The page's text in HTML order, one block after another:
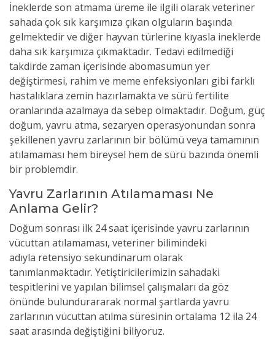
İneklerde son atmama üreme ile ilgili olarak veteriner
sahada çok sık karşımıza çıkan olguların başında
gelmektedir ve diğer hayvan türlerine kıyasla ineklerde
daha sık karşımıza çıkmaktadır. Tedavi edilmediği
takdirde zaman içerisinde abomasumun yer
değiştirmesi, rahim ve meme enfeksiyonları gibi farklı
hastalıklara zemin hazırlamakta ve sürü fertilite
oranlarında azalmaya da sebep olmaktadır. Doğum, güç
doğum, yavru atma, sezaryen operasyonundan sonra
şekillenen yavru zarlarının bir bölümü veya tamamının
atılamaması hem bireysel hem de sürü bazında önemli
bir problemdir.
Yavru Zarlarının Atılamaması Ne
Anlama Gelir?
Doğum sonrası ilk 24 saat içerisinde yavru zarlarının
vücuttan atılamaması, veteriner bilimindeki
adıyla retensiyo sekundinarum olarak
tanımlanmaktadır. Yetiştiricilerimizin sahadaki
tespitlerini ve yapılan bilimsel çalışmaları da göz
önünde bulundurararak normal şartlarda yavru
zarlarının vücuttan atılma süresinin ortalama 12 ila 24
saat arasında değiştiğini biliyoruz.